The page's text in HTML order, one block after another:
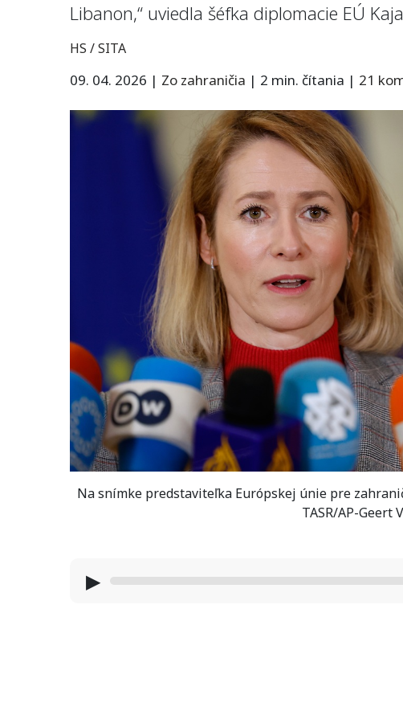
Libanon,“ uviedla šéfka diplomacie EÚ
HS / SITA
09. 04. 2026 | Zo zahraničia | 2 min. čítania | 21
Na snímke predstaviteľka Európskej únie pre
TASR/AP-Geert
▶